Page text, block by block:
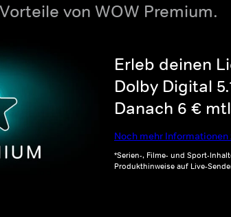
von WOW Premium.
Erleb deinen
Dolby Digital
Danach 6 €
Noch mehr Informationen
*Serien-, Filme- und Sport-
Produkthinweise auf Live-